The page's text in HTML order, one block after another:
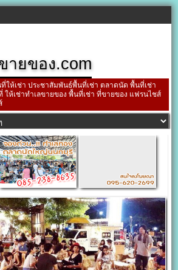
ายของ.com
ให้เช่า ประชาสัมพันธ์พื้นที่เช่า ตลาดนัด พื้นที่เช่า
ให้เช่าทำเลขายของ พื้นที่เช่า ที่ขายของ แฟรนไชส์